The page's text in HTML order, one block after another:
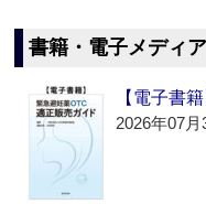
書籍・電子メディア
【電子書
2026年07